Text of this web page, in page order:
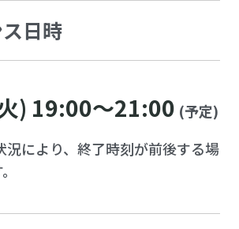
日時
) 19:00～21:00 (予定)
により、終了時刻が前後する場